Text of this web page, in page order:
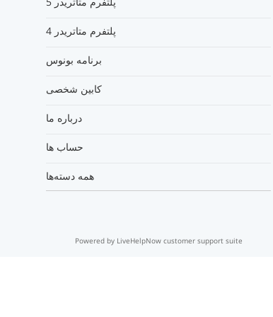
پلتفرم متاتریدر 4
برنامه بونوس
کابین شخصی
درباره ما
حساب ها
همه دسته‌ها
Powered by LiveHelpNow customer support suite